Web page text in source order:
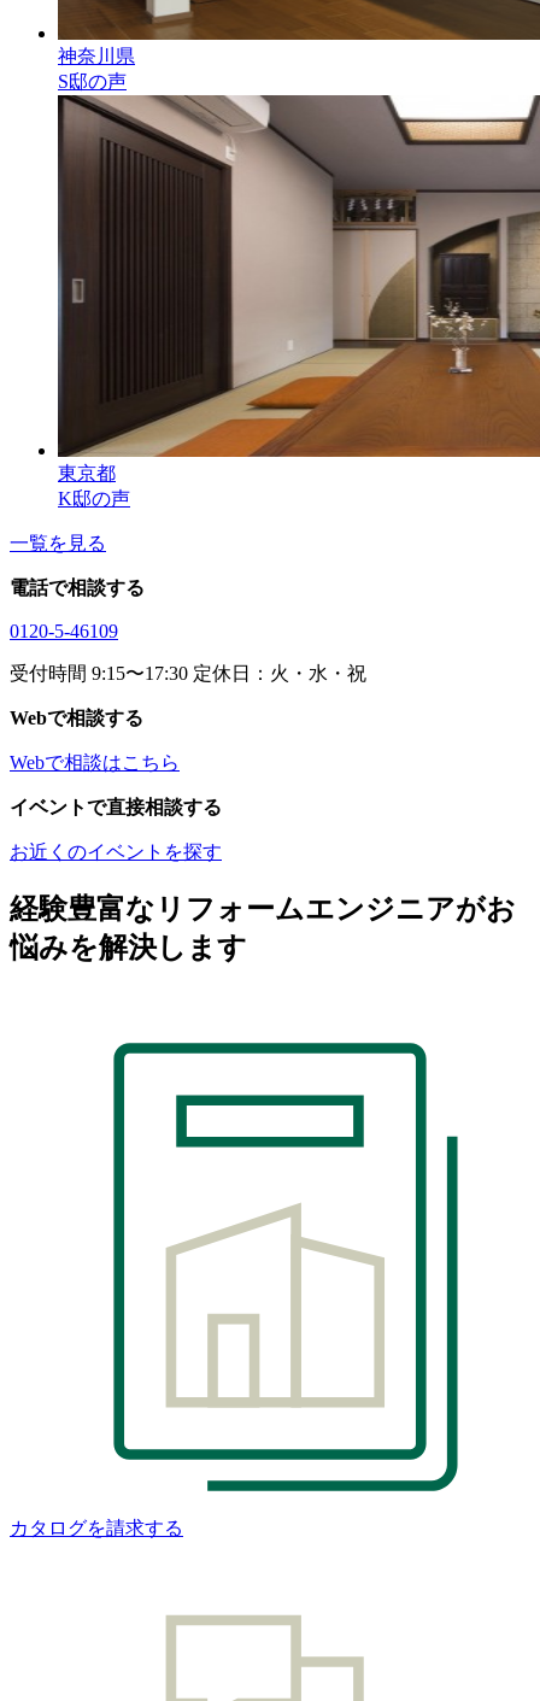
神奈川県
S邸の声
東京都
K邸の声
一覧を見る
電話で相談する
0120-5-46109
受付時間 9:15〜17:30 定休日：火・水・祝
Webで相談する
Webで相談はこちら
イベントで直接相談する
お近くのイベントを探す
経験豊富なリフォームエンジニアがお
悩みを解決します
カタログを請求する